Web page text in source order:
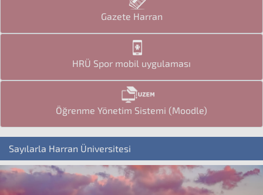
Gazete Harran
HRÜ Spor mobil uygulaması
Öğrenme Yönetim Sistemi (Moodle)
Sayılarla Harran Üniversitesi